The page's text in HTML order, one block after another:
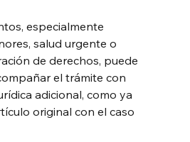
especialmente
salud urgente o
de derechos, puede
el trámite con
adicional, como ya
original con el caso